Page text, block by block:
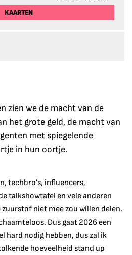
KAARTEN
zien we de macht van de
het grote geld, de macht van
met spiegelende
in hun oortje.
techbro’s, influencers,
talkshowtafel en vele anderen
zuurstof niet mee zou willen delen.
Dus gaat 2026 een
hard nodig hebben, dus zal ik
hoeveelheid stand up